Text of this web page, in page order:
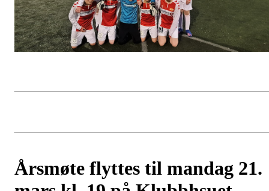
Årsmøte flyttes til mandag 21.